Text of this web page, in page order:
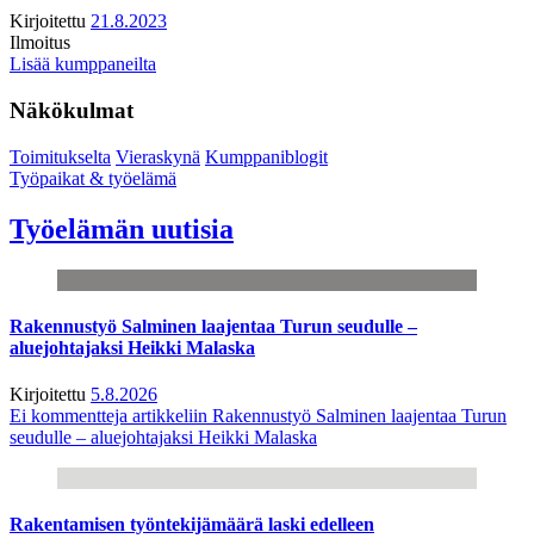
Kirjoitettu 21.8.2023
Ilmoitus
Lisää kumppaneilta
Näkökulmat
Toimitukselta Vieraskynä Kumppaniblogit
Työpaikat & työelämä
Työelämän uutisia
Rakennustyö Salminen laajentaa Turun seudulle –
aluejohtajaksi Heikki Malaska
Kirjoitettu 5.8.2026
Ei kommentteja artikkeliin Rakennustyö Salminen laajentaa Turun
seudulle – aluejohtajaksi Heikki Malaska
Rakentamisen työntekijämäärä laski edelleen